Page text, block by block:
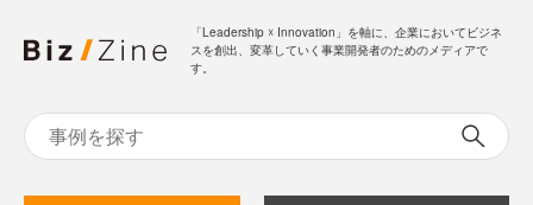
「Leadership ☓ Innovation」を軸に、企業においてビジネ
スを創出、変革していく事業開発者のためのメディアで
す。